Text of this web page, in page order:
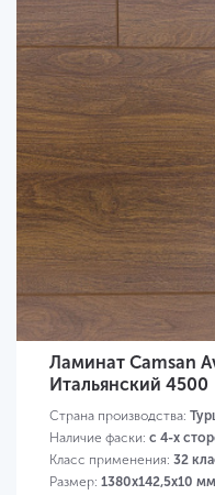
Ламинат Camsan
Итальянский 4500
Страна производства:
Наличие фаски: с 4-х
Класс применения: 32
Размер: 1380х142,5х10 мм